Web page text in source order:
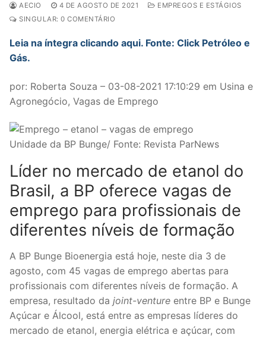
AECIO 4 DE AGOSTO DE 2021
EMPREGOS E ESTÁGIOS
SINGULAR: 0 COMENTÁRIO
Leia na íntegra clicando aqui. Fonte: Click Petróleo e
Gás.
por: Roberta Souza – 03-08-2021 17:10:29 em Usina e
Agronegócio, Vagas de Emprego
Unidade da BP Bunge/ Fonte: Revista ParNews
Líder no mercado de etanol do
Brasil, a BP oferece vagas de
emprego para profissionais de
diferentes níveis de formação
A BP Bunge Bioenergia está hoje, neste dia 3 de
agosto, com 45 vagas de emprego abertas para
profissionais com diferentes níveis de formação. A
empresa, resultado da joint-venture entre BP e Bunge
Açúcar e Álcool, está entre as empresas líderes do
mercado de etanol, energia elétrica e açúcar, com